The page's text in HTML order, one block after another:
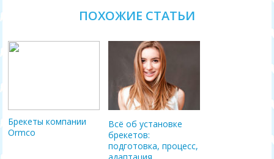
ПОХОЖИЕ СТАТЬИ
Брекеты компании
Ormco
Всё об установке
брекетов:
подготовка, процесс,